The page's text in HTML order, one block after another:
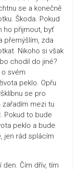
se a konečně
Škoda. Pokud
ho přijmout, byť
přemýšlím, zda
Nikoho si však
chodil do jiné?
svém
peklo. Opřu
se pro
mezi tu
Pokud to bude
peklo a bude
jen rád splácím
Čím dřív, tím